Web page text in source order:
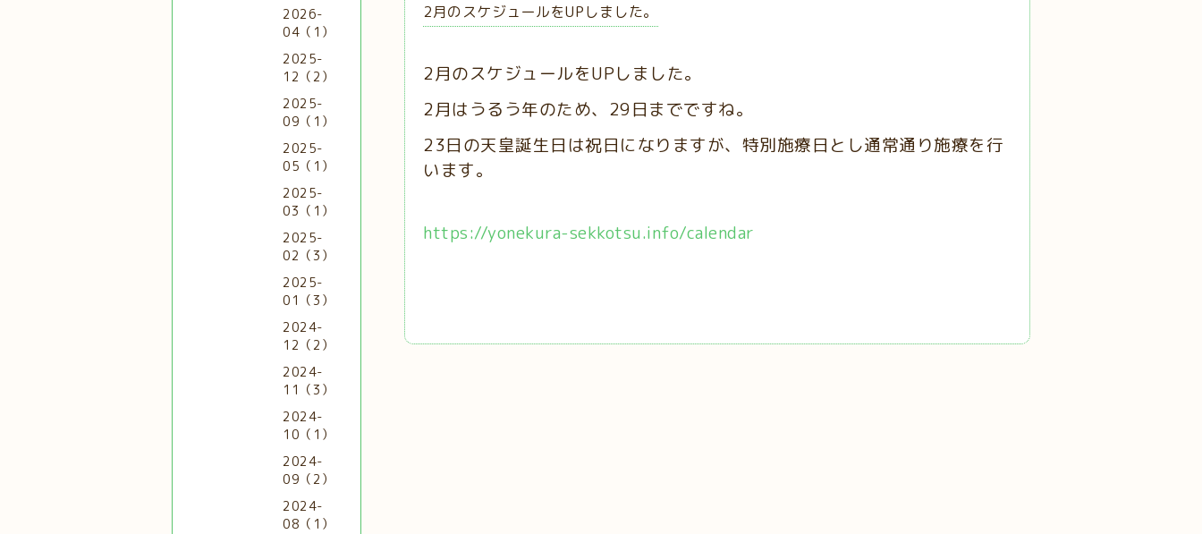
2月のスケジュールをUPしました。
2月のスケジュールをUPしました。
2月はうるう年のため、29日までですね。
23日の天皇誕生日は祝日になりますが、特別施療日とし通常通り施療を行
います。
https://yonekura-sekkotsu.info/calendar
2026-
04（1）
2025-
12（2）
2025-
09（1）
2025-
05（1）
2025-
03（1）
2025-
02（3）
2025-
01（3）
2024-
12（2）
2024-
11（3）
2024-
10（1）
2024-
09（2）
2024-
08（1）